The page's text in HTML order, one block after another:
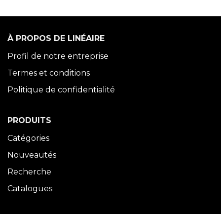
À PROPOS DE LINÉAIRE
Profil de notre entreprise
Termes et conditions
Politique de confidentialité
PRODUITS
Catégories
Nouveautés
Recherche
Catalogues